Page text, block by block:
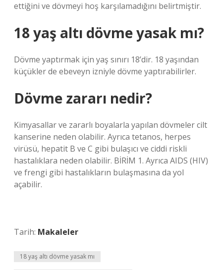
ettiğini ve dövmeyi hoş karşılamadığını belirtmiştir.
18 yaş altı dövme yasak mı?
Dövme yaptırmak için yaş sınırı 18’dir. 18 yaşından
küçükler de ebeveyn izniyle dövme yaptırabilirler.
Dövme zararı nedir?
Kimyasallar ve zararlı boyalarla yapılan dövmeler cilt
kanserine neden olabilir. Ayrıca tetanos, herpes
virüsü, hepatit B ve C gibi bulaşıcı ve ciddi riskli
hastalıklara neden olabilir. BİRİM 1. Ayrıca AIDS (HIV)
ve frengi gibi hastalıkların bulaşmasına da yol
açabilir.
Tarih: Makaleler
18 yaş altı dövme yasak mı